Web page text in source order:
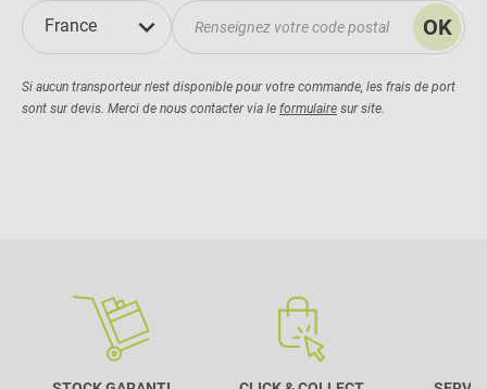
France OK
Si aucun transporteur n'est disponible pour votre commande, les frais de port
sont sur devis. Merci de nous contacter via le formulaire sur site.